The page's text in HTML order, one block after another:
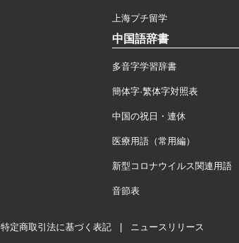
上海プチ留学
中国語辞書
多音字学習辞書
簡体字·繁体字対照表
中国の祝日・連休
医療用語（常用編）
新型コロナウイルス関連用語
音節表
特定商取引法に基づく表記 ニュースリリース